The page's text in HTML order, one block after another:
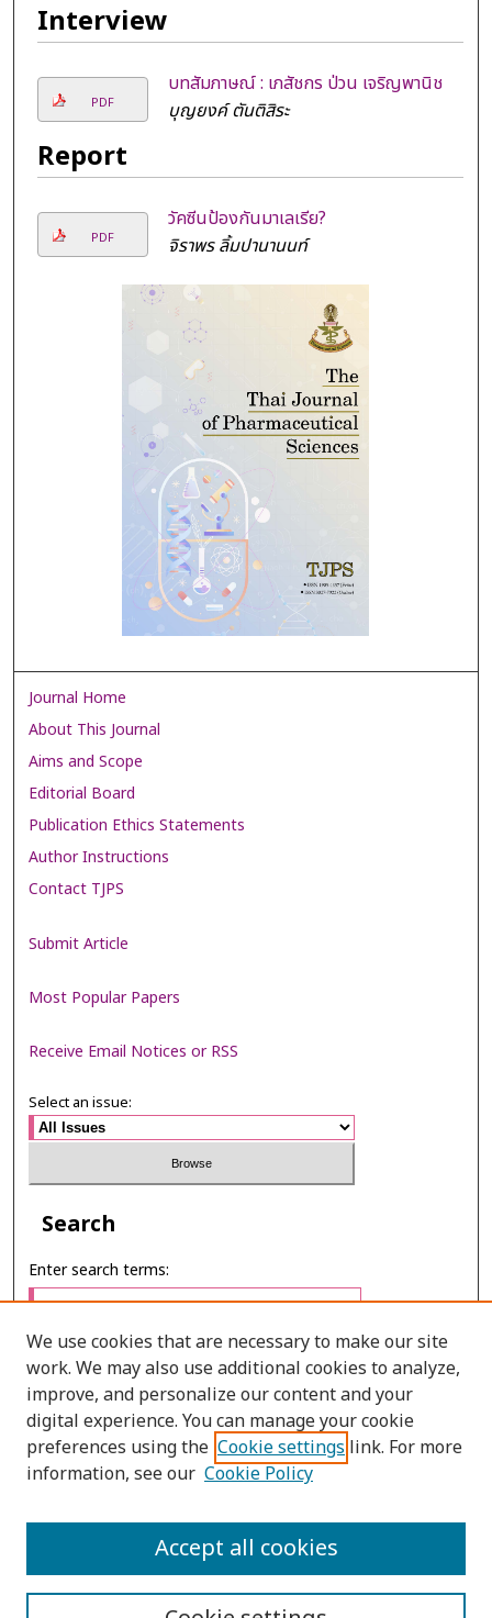
Interview
PDF
บทสัมภาษณ์ : เภสัชกร ป่วน เจริญพานิช
บุญยงค์ ตันติสิระ
Report
PDF
วัคซีนป้องกันมาเลเรีย?
จิราพร ลิ้มปานานนท์
Journal Home
About This Journal
Aims and Scope
Editorial Board
Publication Ethics Statements
Author Instructions
Contact TJPS
Submit Article
Most Popular Papers
Receive Email Notices or RSS
Select an issue:
Search
Enter search terms:
Select context to search:
Advanced Search
PRINT ISSN: 1905-4637
We use cookies that are necessary to make our site
work. We may also use additional cookies to analyze,
improve, and personalize our content and your
digital experience. You can manage your cookie
preferences using the Cookie settings link. For more
information, see our Cookie Policy
Accept all cookies